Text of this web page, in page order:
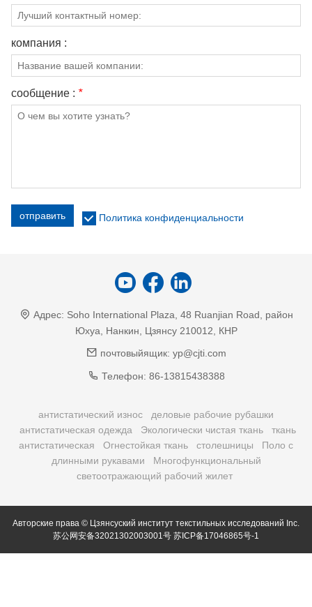
компания :
сообщение : *
отправить Политика конфиденциальности
Адрес: Soho International Plaza, 48 Ruanjian Road, район
Юхуа, Нанкин, Цзянсу 210012, КНР
почтовыйящик: yp@cjti.com
Телефон: 86-13815438388
антистатический износ
деловые рабочие рубашки
антистатическая одежда
Экологически чистая ткань
ткань
антистатическая
Огнестойкая ткань столешницы
Поло с
длинными рукавами
Многофункциональный
светоотражающий рабочий жилет
Авторские права © Цзянсуский институт текстильных исследований Inc.
苏公网安备32021302003001号 苏ICP备17046865号-1